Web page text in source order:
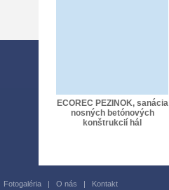
ECOREC PEZINOK, sanácia
nosných betónových
konštrukcií hál
Fotogaléria | O nás | Kontakt